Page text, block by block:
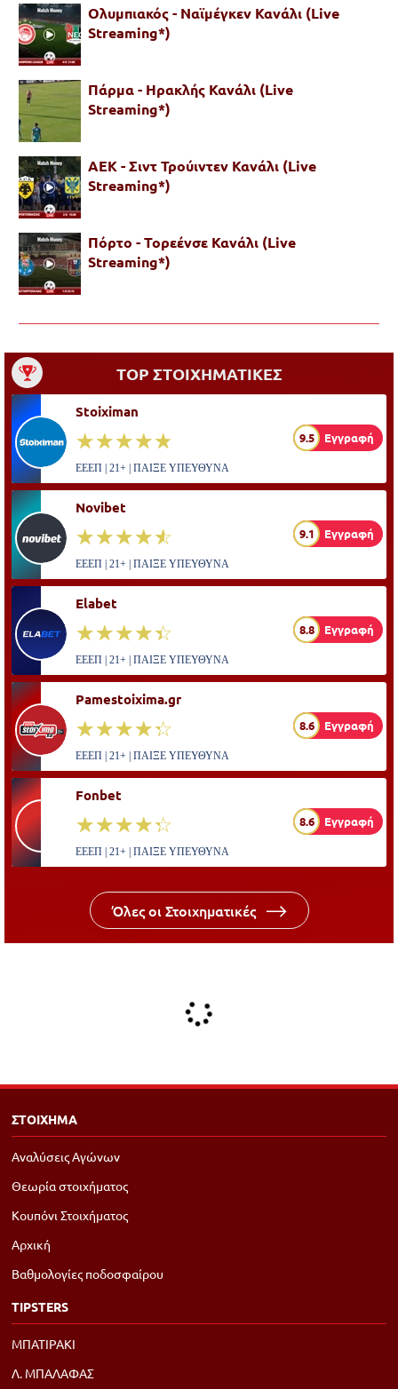
Ολυμπιακός - Ναϊμέγκεν Κανάλι (Live
Streaming*)
Πάρμα - Ηρακλής Κανάλι (Live
Streaming*)
ΑΕΚ - Σιντ Τρούιντεν Κανάλι (Live
Streaming*)
Πόρτο - Τορεένσε Κανάλι (Live
Streaming*)
TOP ΣΤΟΙΧΗΜΑΤΙΚΕΣ
Stoiximan
☆☆☆☆☆
★★★★★ 9.5 Εγγραφή
ΕΕΕΠ | 21+ | ΠΑΙΞΕ ΥΠΕΥΘΥΝΑ
Novibet
☆☆☆☆☆
★★★★★ 9.1 Εγγραφή
ΕΕΕΠ | 21+ | ΠΑΙΞΕ ΥΠΕΥΘΥΝΑ
Elabet
☆☆☆☆☆
★★★★★ 8.8 Εγγραφή
ΕΕΕΠ | 21+ | ΠΑΙΞΕ ΥΠΕΥΘΥΝΑ
Pamestoixima.gr
☆☆☆☆☆
★★★★★ 8.6 Εγγραφή
ΕΕΕΠ | 21+ | ΠΑΙΞΕ ΥΠΕΥΘΥΝΑ
Fonbet
☆☆☆☆☆
★★★★★ 8.6 Εγγραφή
ΕΕΕΠ | 21+ | ΠΑΙΞΕ ΥΠΕΥΘΥΝΑ
Όλες οι Στοιχηματικές
ΣΤΟΙΧΗΜΑ
Αναλύσεις Αγώνων
Θεωρία στοιχήματος
Κουπόνι Στοιχήματος
Αρχική
Βαθμολογίες ποδοσφαίρου
TIPSTERS
ΜΠΑΤΙΡΑΚΙ
Λ. ΜΠΑΛΑΦΑΣ